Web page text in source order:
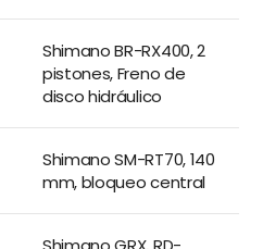
Shimano BR-RX400, 2
pistones, Freno de
disco hidráulico
Shimano SM-RT70, 140
mm, bloqueo central